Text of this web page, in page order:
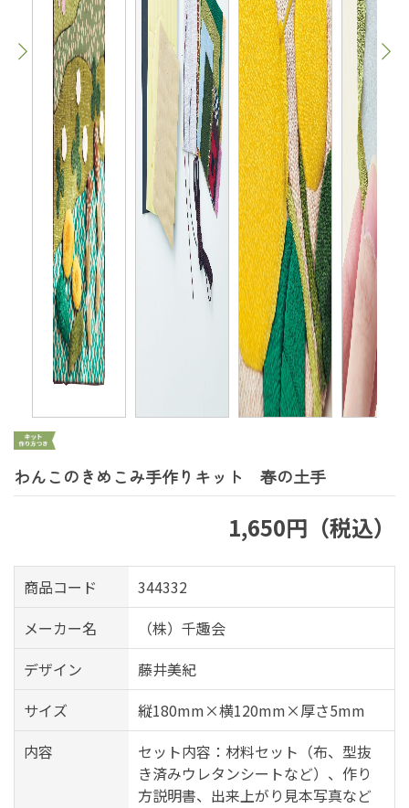
わんこのきめこみ手作りキット 春の土手
1,650円（税込）
商品コード
344332
メーカー名
（株）千趣会
デザイン
藤井美紀
サイズ
縦180mm×横120mm×厚さ5mm
内容
セット内容：材料セット（布、型抜
き済みウレタンシートなど）、作り
方説明書、出来上がり見本写真など